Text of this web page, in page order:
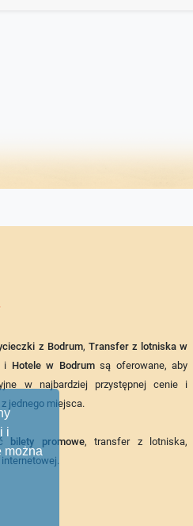
i
można
z Bodrum, Transfer z lotniska w
Hotele w Bodrumsą oferowane, aby
w najbardziej przystępnej cenie i
jednego miejsca.
bilety promowe, transfer z lotniska,